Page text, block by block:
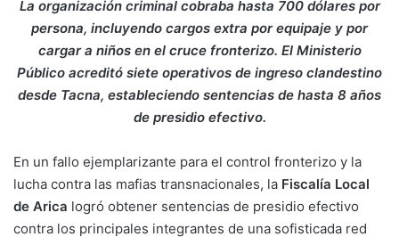
La organización criminal cobraba hasta 700 dólares por
persona, incluyendo cargos extra por equipaje y por
cargar a niños en el cruce fronterizo. El Ministerio
Público acreditó siete operativos de ingreso clandestino
desde Tacna, estableciendo sentencias de hasta 8 años
de presidio efectivo.
En un fallo ejemplarizante para el control fronterizo y la
lucha contra las mafias transnacionales, la Fiscalía Local
de Arica logró obtener sentencias de presidio efectivo
contra los principales integrantes de una sofisticada red